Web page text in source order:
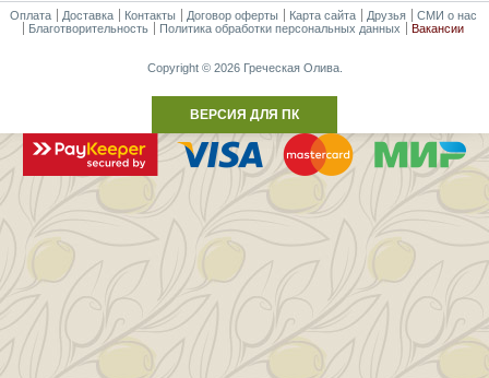
Оплата Доставка Контакты Договор оферты Карта сайта Друзья
СМИ о нас
Благотворительность
Политика обработки персональных данных Вакансии
Copyright © 2026 Греческая Олива.
ВЕРСИЯ ДЛЯ ПК